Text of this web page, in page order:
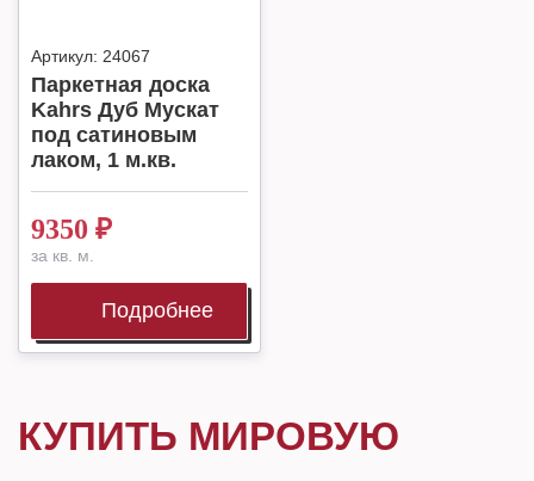
Артикул: 24067
Паркетная доска
Kahrs Дуб Мускат
под сатиновым
лаком, 1 м.кв.
9350 ₽
за кв. м.
Подробнее
КУПИТЬ МИРОВУЮ